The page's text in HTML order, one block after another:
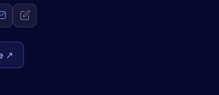
↗